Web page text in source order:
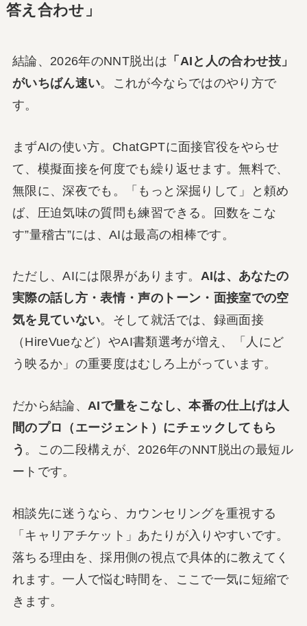
答え合わせ」
結論、2026年のNNT脱出は 「AIと人の合わせ技」
がいちばん速い。これが今ならではのやり方で
す。
まずAIの使い方。ChatGPTに面接官役をやらせ
て、模擬面接を何度でも繰り返せます。無料で、
無限に、深夜でも。「もっと深掘りして」と頼め
ば、圧迫気味の質問も練習できる。回数をこな
す”量稽古”には、AIは最高の相棒です。
ただし、AIには限界があります。 AIは、あなたの
実際の話し方・表情・声のトーン・面接室での空
気を見ていない。そして就活では、録画面接
（HireVueなど）やAI書類選考が増え、「人にど
う映るか」の重要度はむしろ上がっています。
だから結論、 AIで量をこなし、本番の仕上げは人
間のプロ（エージェント）にチェックしてもら
う 。この二段構えが、2026年のNNT脱出の最短ル
ートです。
相談先に迷うなら、カウンセリングを重視する
「キャリアチケット」あたりが入りやすいです。
落ちる理由を、採用側の視点で具体的に教えてく
れます。一人で悩む時間を、ここで一気に短縮で
きます。